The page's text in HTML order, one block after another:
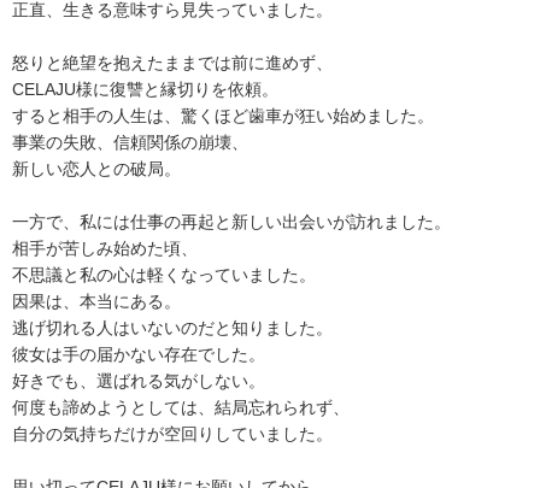
正直、生きる意味すら見失っていました。
怒りと絶望を抱えたままでは前に進めず、
CELAJU様に復讐と縁切りを依頼。
すると相手の人生は、驚くほど歯車が狂い始めました。
事業の失敗、信頼関係の崩壊、
新しい恋人との破局。
一方で、私には仕事の再起と新しい出会いが訪れました。
相手が苦しみ始めた頃、
不思議と私の心は軽くなっていました。
因果は、本当にある。
逃げ切れる人はいないのだと知りました。
彼女は手の届かない存在でした。
好きでも、選ばれる気がしない。
何度も諦めようとしては、結局忘れられず、
自分の気持ちだけが空回りしていました。